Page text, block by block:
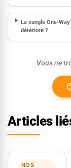
La sangle One-
détériore ?
Vous ne
Articles
NOS